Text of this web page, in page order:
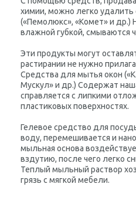
химии, можно легко удалить
(«Пемолюкс», «Комет» и др.)
влажной губкой, смываются
Эти продукты могут
растирании не нужно
Средства для мытья окон
Мускул» и др.) Содержат
справляется с липкими
пластиковых поверхностях.
Гелевое средство для
воду, перемешивается и
мыльная основа
вздутию, после чего легко
Теплый мыльный раствор
грязь с мягкой мебели.